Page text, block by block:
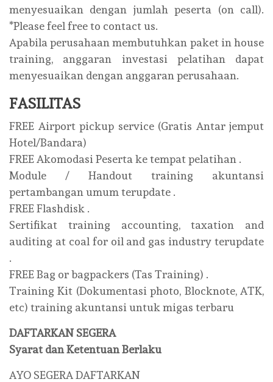
menyesuaikan dengan jumlah peserta (on call).
*Please feel free to contact us.
Apabila perusahaan membutuhkan paket in house
training, anggaran investasi pelatihan dapat
menyesuaikan dengan anggaran perusahaan.
FASILITAS
FREE Airport pickup service (Gratis Antar jemput
Hotel/Bandara)
FREE Akomodasi Peserta ke tempat pelatihan .
Module / Handout training akuntansi
pertambangan umum terupdate .
FREE Flashdisk .
Sertifikat training accounting, taxation and
auditing at coal for oil and gas industry terupdate
.
FREE Bag or bagpackers (Tas Training) .
Training Kit (Dokumentasi photo, Blocknote, ATK,
etc) training akuntansi untuk migas terbaru
DAFTARKAN SEGERA
Syarat dan Ketentuan Berlaku
AYO SEGERA DAFTARKAN